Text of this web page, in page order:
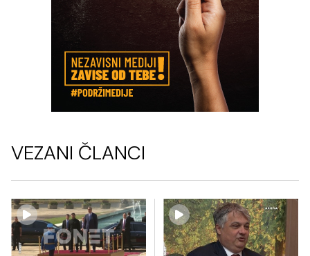
VEZANI ČLANCI